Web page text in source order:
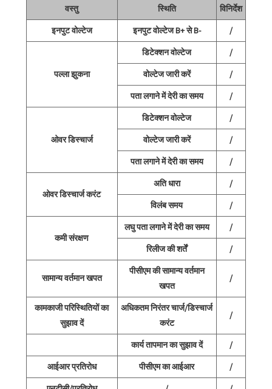
वस्तु स्थिति
विनिर्देश
इनपुट वोल्टेज
इनपुट वोल्टेज B+ से B- /
पल्ला झुकना
डिटेक्शन वोल्टेज
/
वोल्टेज जारी करें
/
पता लगाने में देरी का समय
/
ओवर डिस्चार्ज
डिटेक्शन वोल्टेज
/
वोल्टेज जारी करें
/
पता लगाने में देरी का समय
/
ओवर डिस्चार्ज करंट
अति धारा
/
विलंब समय
/
कमी संरक्षण
लघु पता लगाने में देरी का समय
/
रिलीज की शर्तें
/
सामान्य वर्तमान खपत
पीसीएम की सामान्य वर्तमान
खपत
/
कामकाजी परिस्थितियों का
सुझाव दें
अधिकतम निरंतर चार्ज/डिस्चार्ज
करंट
/
कार्य तापमान का सुझाव दें
/
आईआर प्रतिरोध
पीसीएम का आईआर
/